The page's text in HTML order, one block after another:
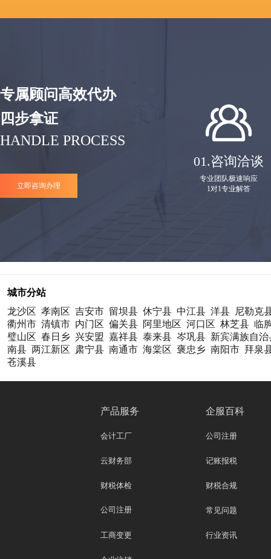
专属顾问高效代办
四步拿证
HANDLE PROCESS
立即咨询办理
01.咨询洽谈
专业团队极速响应
1对1专业解答
城市分站
龙沙区 孝南区 吉安市 留坝县 休宁县 中江县 洋县 尼勒克
衢州市 清镇市 内门区 偏关县 阿里地区 河口区 林芝县 临
璧山区 春日乡 兴安盟 嘉祥县 泰来县 岑巩县 新宾满族自治
南县 两江新区 肃宁县 南通市 海棠区 褒忠乡 南阳市 拜泉
苍溪县
产品服务
会计工厂
云财务部
财税体检
公司注册
工商变更
企服百科
公司注册
记账报税
财税合规
常见问题
行业资讯